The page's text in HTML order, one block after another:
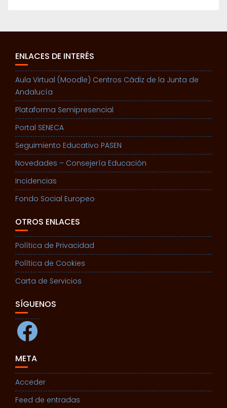
ENLACES DE INTERÉS
Aula Virtual (Moodle) Centros Cádiz de la Junta de
Andalucía
Plataforma Semipresencial
Portal SENECA
Seguimiento Educativo PASEN
Novedades – Consejería Educación
Incidencias
Fondo Social Europeo
OTROS ENLACES
Política de Privacidad
Política de Cookies
Carta de Servicios
SÍGUENOS
Facebook
META
Acceder
Feed de entradas